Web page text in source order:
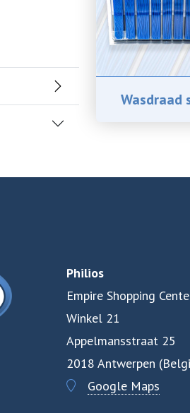
Wasdraad
Philios
Empire Shopping
Winkel 21
Appelmansstraat 25
2018 Antwerpen
Google Maps